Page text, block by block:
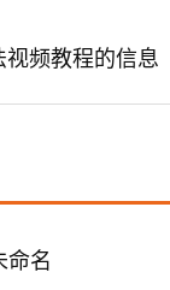
频教程的信息
命名